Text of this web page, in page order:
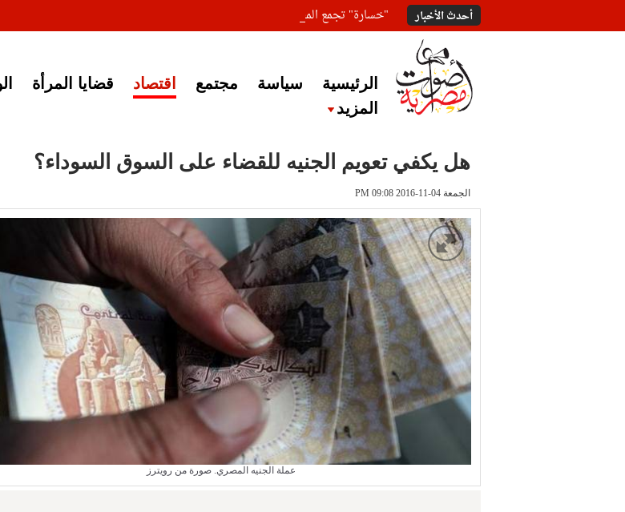
أحدث الأخبار "خسارة" تجمع المعلقين على خبر إغلاق أصوات مصرية
الرئيسية سياسة مجتمع اقتصاد قضايا المرأة
المزيد
هل يكفي تعويم الجنيه للقضاء على السوق السوداء؟
الجمعة 04-11-2016 PM 09:08
عملة الجنيه المصري. صورة من رويترز